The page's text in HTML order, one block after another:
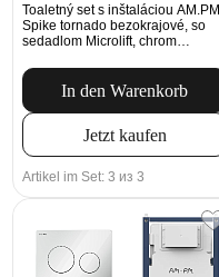
Toaletný set s inštaláciou AM.PM
Spike tornado bezokrajové, so
sedadlom Microlift, chrom
splachovanie
In den Warenkorb
Jetzt kaufen
Artikel im Set: 3 из 3